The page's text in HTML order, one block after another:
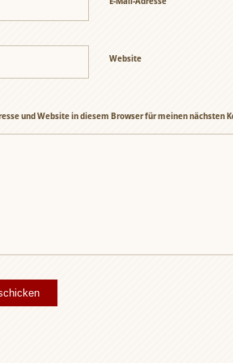
Website
und Website in diesem Browser für meinen nächsten